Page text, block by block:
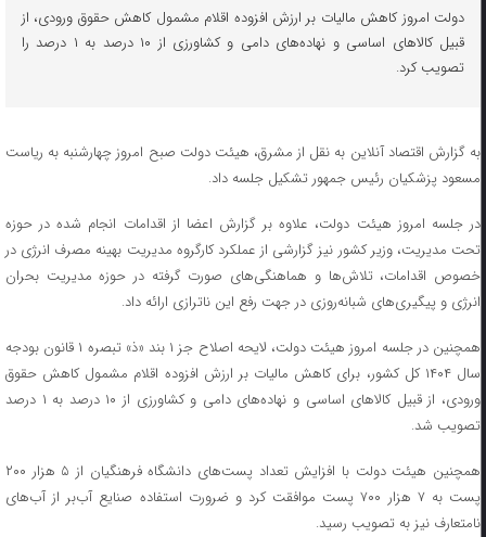
دولت امروز کاهش مالیات بر ارزش افزوده اقلام مشمول کاهش حقوق ورودی، از
قبیل کالاهای اساسی و نهاده‌های دامی و کشاورزی از ۱۰ درصد به ۱ درصد را
تصویب کرد.
به گزارش اقتصاد آنلاین به نقل از مشرق، هیئت دولت صبح امروز چهارشنبه به ریاست
مسعود پزشکیان رئیس جمهور تشکیل جلسه داد.
در جلسه امروز هیئت دولت، علاوه بر گزارش اعضا از اقدامات انجام شده در حوزه
تحت مدیریت‌، وزیر کشور نیز گزارشی از عملکرد کارگروه مدیریت بهینه مصرف انرژی در
خصوص اقدامات، تلاش‌ها و هماهنگی‌های صورت گرفته در حوزه مدیریت بحران
انرژی و پیگیری‌های شبانه‌روزی در جهت رفع این ناترازی ارائه داد.
همچنین در جلسه امروز هیئت دولت، لایحه اصلاح جز ۱ بند «ذ» تبصره ۱ قانون بودجه
سال ۱۴۰۴ کل کشور، برای کاهش مالیات بر ارزش افزوده اقلام مشمول کاهش حقوق
ورودی، از قبیل کالاهای اساسی و نهاده‌های دامی و کشاورزی از ۱۰ درصد به ۱ درصد
تصویب شد.
همچنین هیئت دولت با افزایش تعداد پست‌های دانشگاه فرهنگیان از ۵ هزار ۲۰۰
پست به ۷ هزار ۷۰۰ پست موافقت کرد و ضرورت استفاده صنایع آب‌بر از آب‌های
نامتعارف نیز به تصویب رسید.